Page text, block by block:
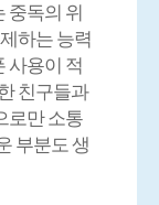
중독의 위
하는 능력
사용이 적
친구들과
로만 소통
부분도 생